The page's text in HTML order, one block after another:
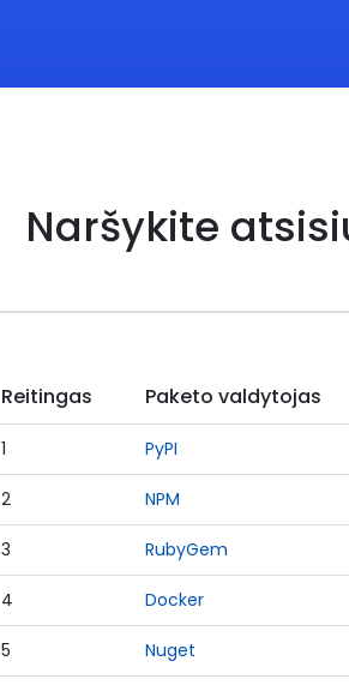
Naršykite
Reitingas Paketo valdytojas
1 PyPI
2 NPM
3 RubyGem
4 Docker
5 Nuget